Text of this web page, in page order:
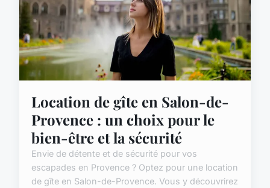
Location de gîte en Salon-de-
Provence : un choix pour le
bien-être et la sécurité
Envie de détente et de sécurité pour vos
escapades en Provence ? Optez pour une location
de gîte en Salon-de-Provence. Vous y découvrirez